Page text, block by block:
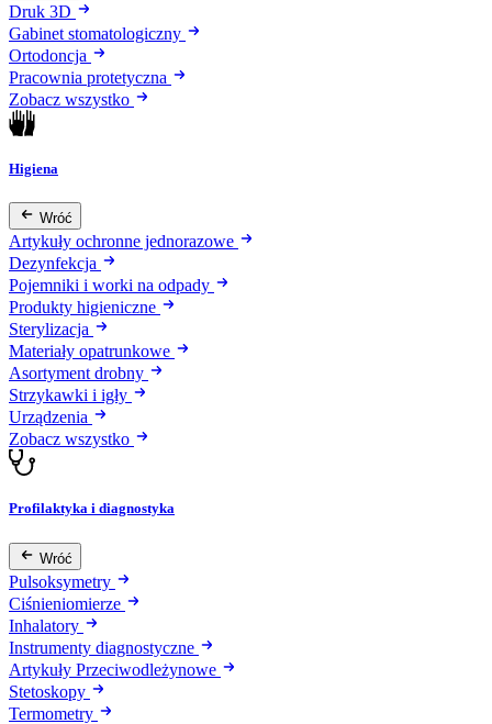
Druk 3D
Gabinet stomatologiczny
Ortodoncja
Pracownia protetyczna
Zobacz wszystko
Higiena
Wróć
Artykuły ochronne jednorazowe
Dezynfekcja
Pojemniki i worki na odpady
Produkty higieniczne
Sterylizacja
Materiały opatrunkowe
Asortyment drobny
Strzykawki i igły
Urządzenia
Zobacz wszystko
Profilaktyka i diagnostyka
Wróć
Pulsoksymetry
Ciśnieniomierze
Inhalatory
Instrumenty diagnostyczne
Artykuły Przeciwodleżynowe
Stetoskopy
Termometry